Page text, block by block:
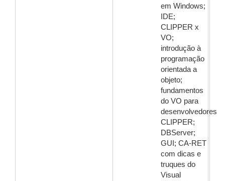
em Windows;
IDE;
CLIPPER x
VO;
introdução à
programação
orientada a
objeto;
fundamentos
do VO para
desenvolvedores
CLIPPER;
DBServer;
GUI; CA-RET
com dicas e
truques do
Visual